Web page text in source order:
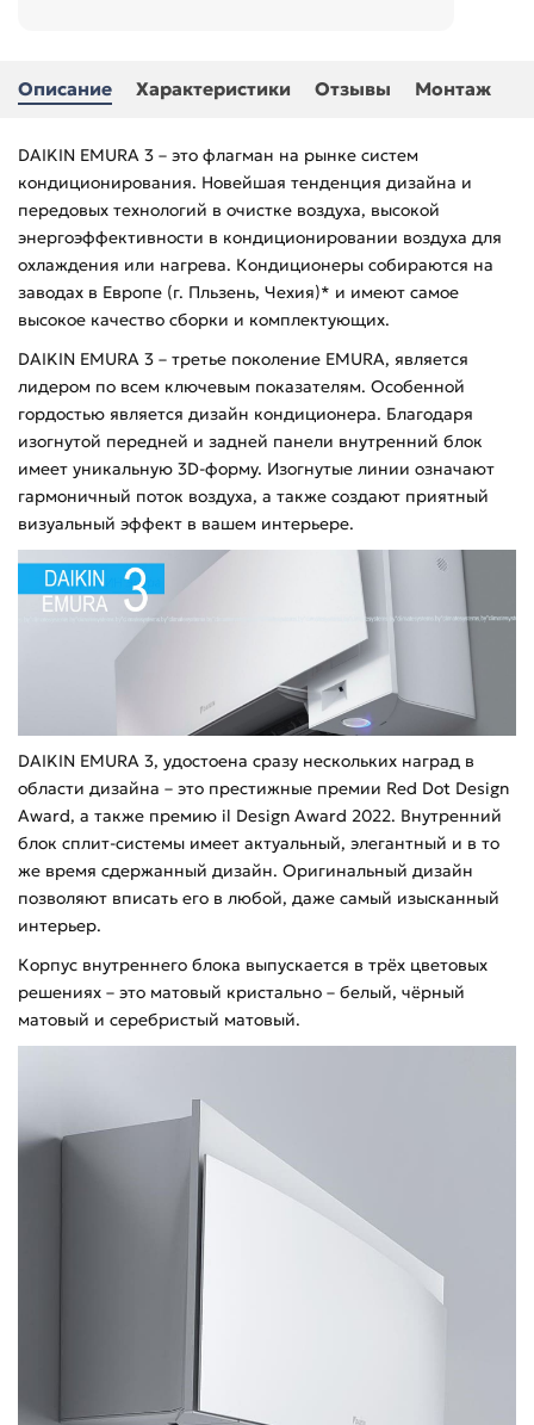
Описание Характеристики Отзывы Монтаж
DAIKIN EMURA 3 – это флагман на рынке систем
кондиционирования. Новейшая тенденция дизайна и
передовых технологий в очистке воздуха, высокой
энергоэффективности в кондиционировании воздуха для
охлаждения или нагрева. Кондиционеры собираются на
заводах в Европе (г. Пльзень, Чехия)* и имеют самое
высокое качество сборки и комплектующих.
DAIKIN EMURA 3 – третье поколение EMURA, является
лидером по всем ключевым показателям. Особенной
гордостью является дизайн кондиционера. Благодаря
изогнутой передней и задней панели внутренний блок
имеет уникальную 3D-форму. Изогнутые линии означают
гармоничный поток воздуха, а также создают приятный
визуальный эффект в вашем интерьере.
DAIKIN EMURA 3, удостоена сразу нескольких наград в
области дизайна – это престижные премии Red Dot Design
Award, а также премию il Design Award 2022. Внутренний
блок сплит-системы имеет актуальный, элегантный и в то
же время сдержанный дизайн. Оригинальный дизайн
позволяют вписать его в любой, даже самый изысканный
интерьер.
Корпус внутреннего блока выпускается в трёх цветовых
решениях – это матовый кристально – белый, чёрный
матовый и серебристый матовый.